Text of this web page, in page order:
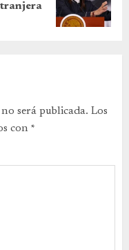
será publicada. Los
con *